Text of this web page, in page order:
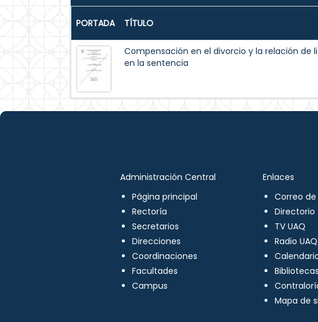
PORTADA TÍTULO
Compensación en el divorcio y la relación de
en la sentencia
Administración Central
Página principal
Rectoría
Secretarios
Direcciones
Coordinaciones
Facultades
Campus
Enlaces
Correo de
Directorio
TV UAQ
Radio UAQ
Bibliotecas
Mapa de